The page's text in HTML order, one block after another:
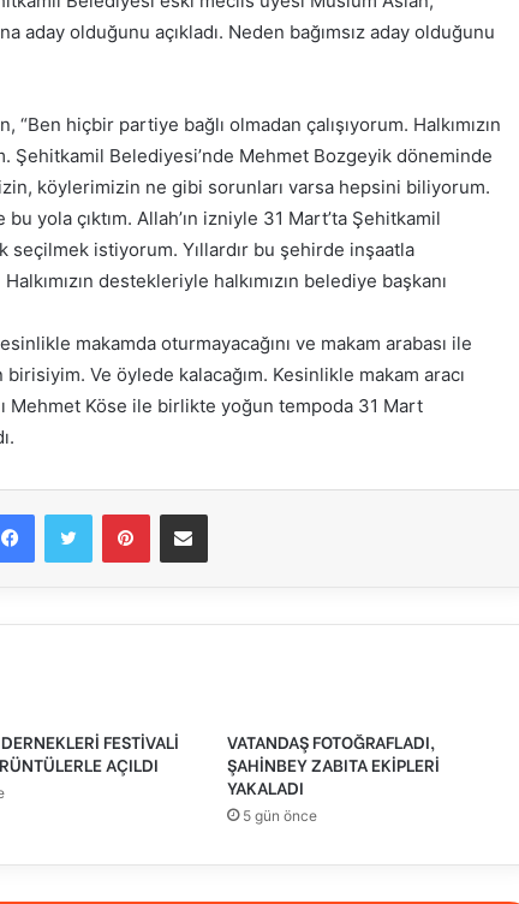
aday olduğunu açıkladı. Neden bağımsız aday olduğunu
hiçbir partiye bağlı olmadan çalışıyorum. Halkımızın
Şehitkamil Belediyesi’nde Mehmet Bozgeyik döneminde
köylerimizin ne gibi sorunları varsa hepsini biliyorum.
yola çıktım. Allah’ın izniyle 31 Mart’ta Şehitkamil
seçilmek istiyorum. Yıllardır bu şehirde inşaatla
destekleriyle halkımızın belediye başkanı
makamda oturmayacağını ve makam arabası ile
Ve öylede kalacağım. Kesinlikle makam aracı
Mehmet Köse ile birlikte yoğun tempoda 31 Mart
FacebookTwitter PinterestE-Posta ile paylaş
FESTİVALİ
AÇILDI
VATANDAŞ FOTOĞRAFLADI,
ŞAHİNBEY ZABITA EKİPLERİ
YAKALADI
5 gün önce